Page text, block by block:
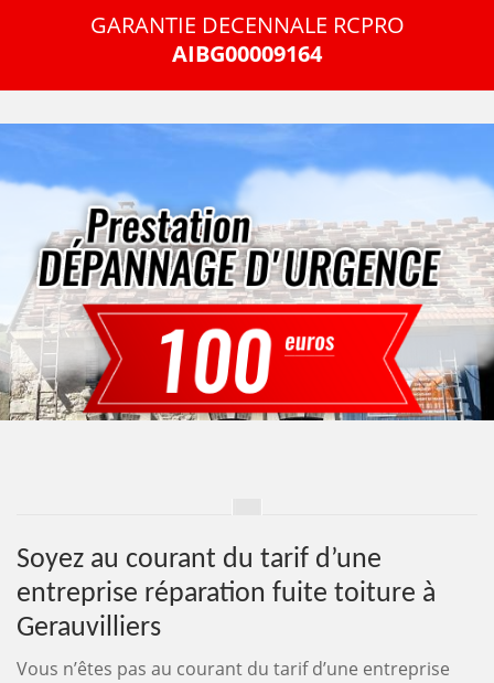
GARANTIE DECENNALE RCPRO
AIBG00009164
Soyez au courant du tarif d’une
entreprise réparation fuite toiture à
Gerauvilliers
Vous n’êtes pas au courant du tarif d’une entreprise